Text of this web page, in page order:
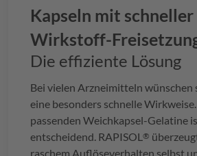
Kapseln mit schneller
Wirkstoff-
Die effiziente Lösung
Bei vielen Arzneimitteln wünschen
eine besonders schnelle
passenden Weichkapsel-Gelatine
entscheidend. RAPISOL ®
raschem Auflöseverhalten selbst